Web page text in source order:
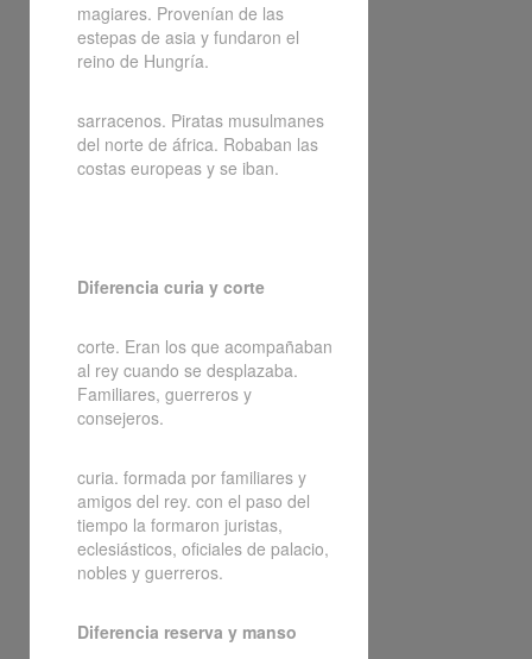
magiares. Provenían de las
estepas de asia y fundaron el
reino de Hungría.
sarracenos. Piratas musulmanes
del norte de áfrica. Robaban las
costas europeas y se iban.
Diferencia curia y corte
corte. Eran los que acompañaban
al rey cuando se desplazaba.
Familiares, guerreros y
consejeros.
curia. formada por familiares y
amigos del rey. con el paso del
tiempo la formaron juristas,
eclesiásticos, oficiales de palacio,
nobles y guerreros.
Diferencia reserva y manso